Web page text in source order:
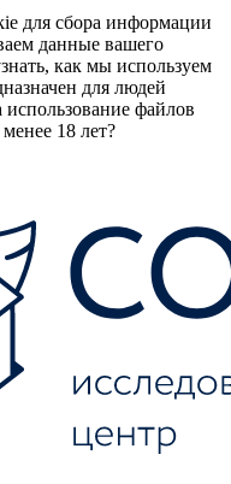
для сбора информации
данные вашего
как мы используем
для людей
файлов
18 лет?